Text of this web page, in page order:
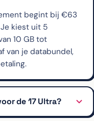
begint bij €63
kiest uit 5
10 GB tot
van je databundel,
de 17 Ultra?